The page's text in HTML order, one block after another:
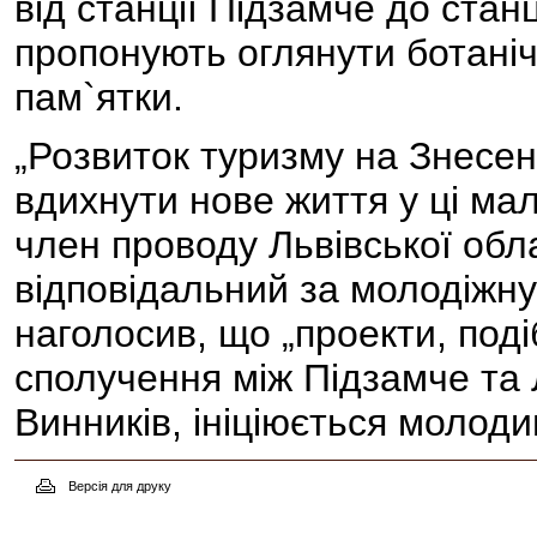
пропонують оглянути
пам`ятки.
„Розвиток туризму на
вдихнути нове життя у ці
член проводу Львівської
відповідальний за
наголосив, що „проекти,
сполучення між Підзамче
Винників, ініціюється
Версія для друку